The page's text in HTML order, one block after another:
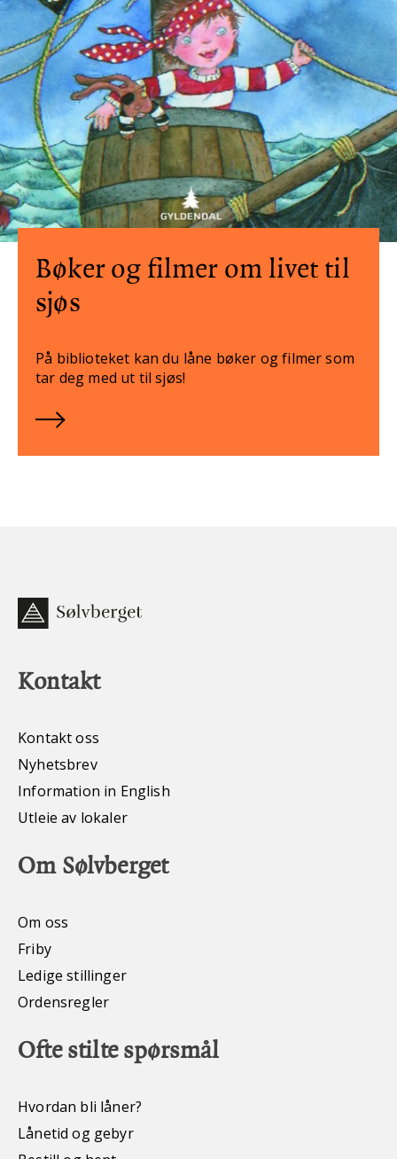
Bøker og filmer om livet til
sjøs
På biblioteket kan du låne bøker og filmer som
tar deg med ut til sjøs!
Kontakt
Kontakt oss
Nyhetsbrev
Information in English
Utleie av lokaler
Om Sølvberget
Om oss
Friby
Ledige stillinger
Ordensregler
Ofte stilte spørsmål
Hvordan bli låner?
Lånetid og gebyr